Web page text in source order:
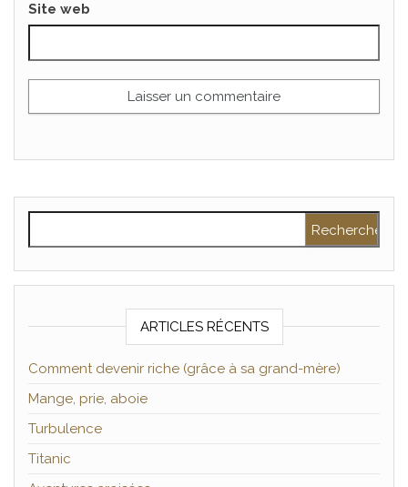
Site web
ARTICLES RÉCENTS
Comment devenir riche (grâce à sa grand-mère)
Mange, prie, aboie
Turbulence
Titanic